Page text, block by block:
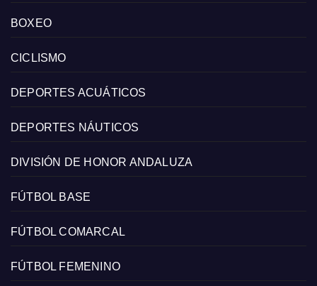
BOXEO
CICLISMO
DEPORTES ACUÁTICOS
DEPORTES NÁUTICOS
DIVISIÓN DE HONOR ANDALUZA
FÚTBOL BASE
FÚTBOL COMARCAL
FÚTBOL FEMENINO